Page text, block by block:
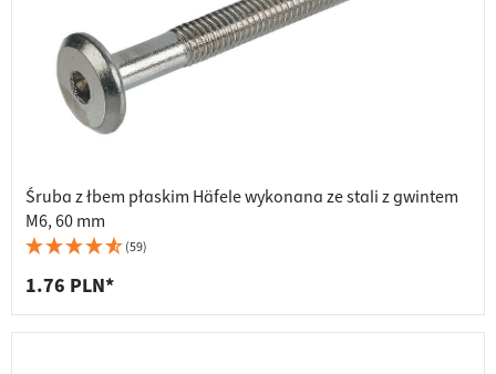
Śruba z łbem płaskim Häfele wykonana ze stali z gwintem
M6, 60 mm
(59)
1.76 PLN*